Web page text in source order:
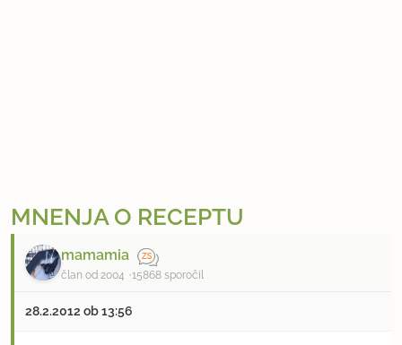
MNENJA O RECEPTU
mamamia
član od 2004 15868 sporočil
28.2.2012 ob 13:56